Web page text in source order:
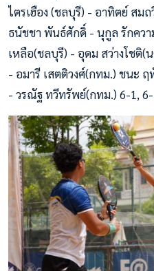
ไตรเฮือง (ชลบุรี) - อาทิตย์ สม
ธนัชชา พันธ์ศักดิ์ - นุกูล รักคว
เหลือ(ชลบุรี) - อุดม สว่างโชติ(
- อมารี เสตติวงศ์(กทม.) ชนะ
- วรณัฐ ทวีทรัพย์(กทม.) 6-1,